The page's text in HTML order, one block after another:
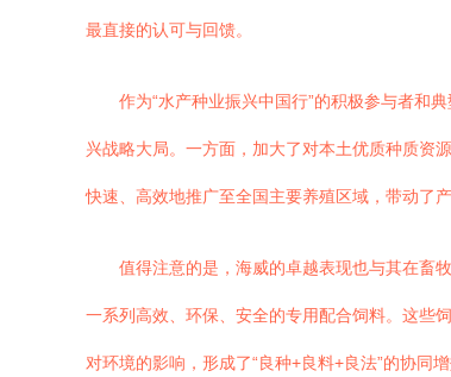
最直接的认可与回馈。
作为“水产种业振兴中国行”的积极参与者和
兴战略大局。一方面，加大了对本土优质种质资
快速、高效地推广至全国主要养殖区域，带动了
值得注意的是，海威的卓越表现也与其在畜
一系列高效、环保、安全的专用配合饲料。这些
对环境的影响，形成了“良种+良料+良法”的协同